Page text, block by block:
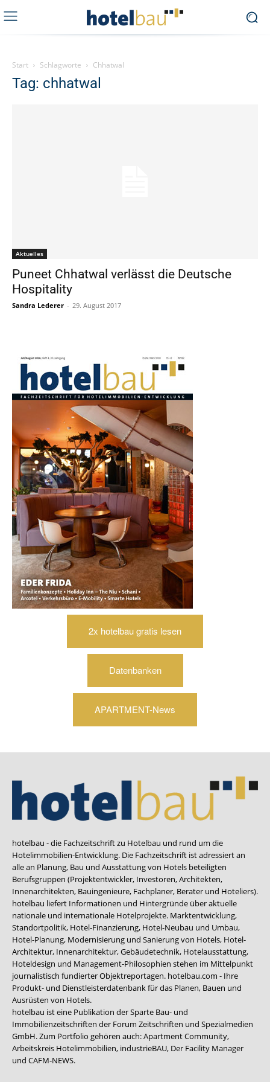
Start Schlagworte Chhatwal
Tag: chhatwal
Aktuelles
Puneet Chhatwal verlässt die Deutsche
Hospitality
Sandra Lederer - 29. August 2017
2x hotelbau gratis lesen
Datenbanken
APARTMENT-News
hotelbau - die Fachzeitschrift zu Hotelbau und rund um die
Hotelimmobilien-Entwicklung. Die Fachzeitschrift ist adressiert an
alle an Planung, Bau und Ausstattung von Hotels beteiligten
Berufsgruppen (Projektentwickler, Investoren, Architekten,
Innenarchitekten, Bauingenieure, Fachplaner, Berater und Hoteliers).
hotelbau liefert Informationen und Hintergründe über aktuelle
nationale und internationale Hotelprojekte. Marktentwicklung,
Standortpolitik, Hotel-Finanzierung, Hotel-Neubau und Umbau,
Hotel-Planung, Modernisierung und Sanierung von Hotels, Hotel-
Architektur, Innenarchitektur, Gebäudetechnik, Hotelausstattung,
Hoteldesign und Management-Philosophien stehen im Mittelpunkt
journalistisch fundierter Objektreportagen. hotelbau.com - Ihre
Produkt- und Dienstleisterdatenbank für das Planen, Bauen und
Ausrüsten von Hotels.
hotelbau ist eine Publikation der Sparte Bau- und
Immobilienzeitschriften der Forum Zeitschriften und Spezialmedien
GmbH. Zum Portfolio gehören auch:Apartment Community,
Arbeitskreis Hotelimmobilien, industrieBAU, Der Facility Manager
und CAFM-NEWS.